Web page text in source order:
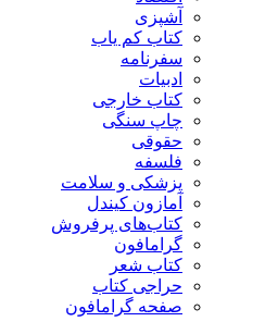
آشپزی
کتاب کم یاب
سفرنامه
ادبیات
کتاب خارجی
چاپ سنگی
حقوقی
فلسفه
پزشکی و سلامت
آمازون کیندل
کتاب‌های پرفروش
گرامافون
کتاب شعر
حراجی کتاب
صفحه گرامافون